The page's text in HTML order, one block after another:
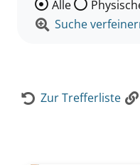
Alle
Suche
Zur Trefferliste